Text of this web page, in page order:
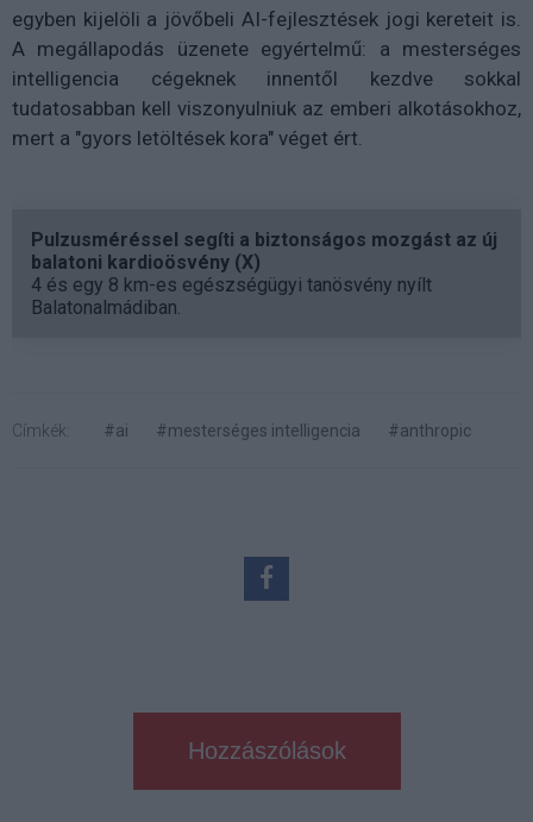
egyben kijelöli a jövőbeli AI-fejlesztések jogi kereteit is.
A megállapodás üzenete egyértelmű: a mesterséges
intelligencia cégeknek innentől kezdve sokkal
tudatosabban kell viszonyulniuk az emberi alkotásokhoz,
mert a "gyors letöltések kora" véget ért.
Pulzusméréssel segíti a biztonságos mozgást az új
balatoni kardioösvény (X)
4 és egy 8 km-es egészségügyi tanösvény nyílt
Balatonalmádiban.
Címkék: #ai #mesterséges intelligencia #anthropic
Hozzászólások